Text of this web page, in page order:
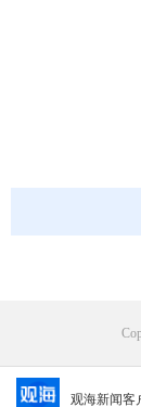
观海新闻客